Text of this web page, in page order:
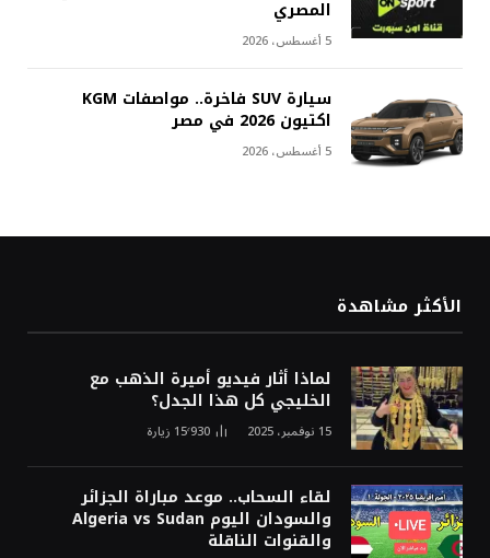
المصري
5 أغسطس، 2026
سيارة SUV فاخرة.. مواصفات KGM
اكتيون 2026 في مصر
5 أغسطس، 2026
الأكثر مشاهدة
لماذا أثار فيديو أميرة الذهب مع
الخليجي كل هذا الجدل؟
15 نوفمبر، 2025 15٬930 زيارة
لقاء السحاب.. موعد مباراة الجزائر
والسودان اليوم Algeria vs Sudan
والقنوات الناقلة